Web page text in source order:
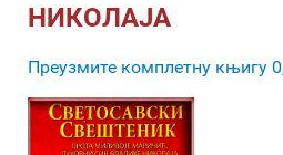
НИКОЛАЈА
Преузмите комплетну књигу